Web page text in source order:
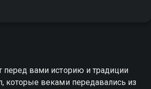
перед вами историю и традиции
которые веками передавались из